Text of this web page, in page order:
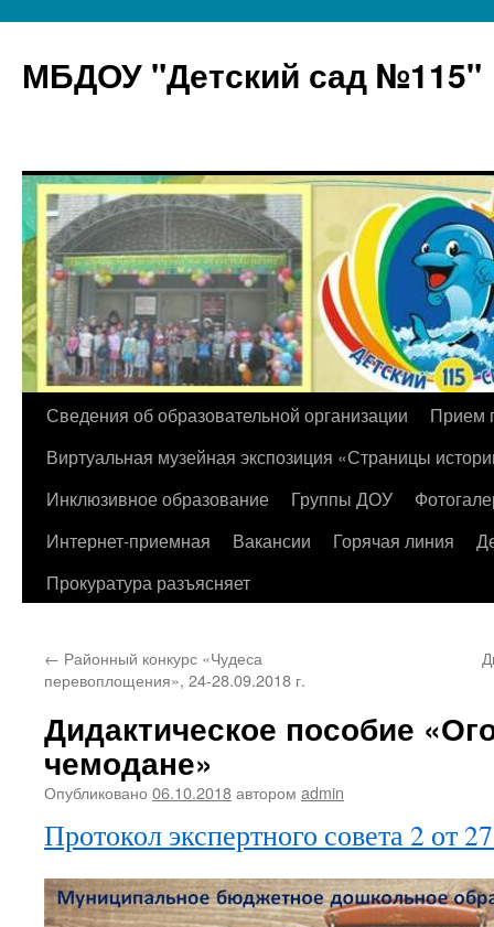
МБДОУ "Детский сад №115"
Перейти
содержимому
Сведения об образовательной организации
Прием
Виртуальная музейная экспозиция «Страницы
Инклюзивное образование
Группы ДОУ
Интернет-приемная
Вакансии Горячая линия
Прокуратура разъясняет
← Районный конкурс «Чудеса
перевоплощения», 24-28.09.2018 г.
Дидактическое пособие
чемодане»
Опубликовано 06.10.2018автором admin
Протокол экспертного совета 2 от